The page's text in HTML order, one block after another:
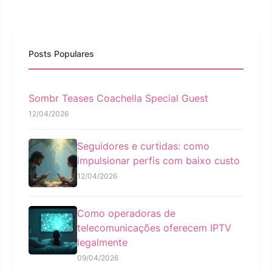
Posts Populares
Sombr Teases Coachella Special Guest
12/04/2026
Seguidores e curtidas: como
impulsionar perfis com baixo custo
12/04/2026
Como operadoras de
telecomunicações oferecem IPTV
legalmente
09/04/2026